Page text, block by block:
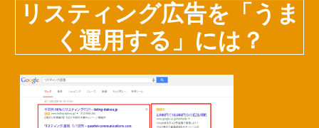
リスティング広告を「うま
く運用する」には？